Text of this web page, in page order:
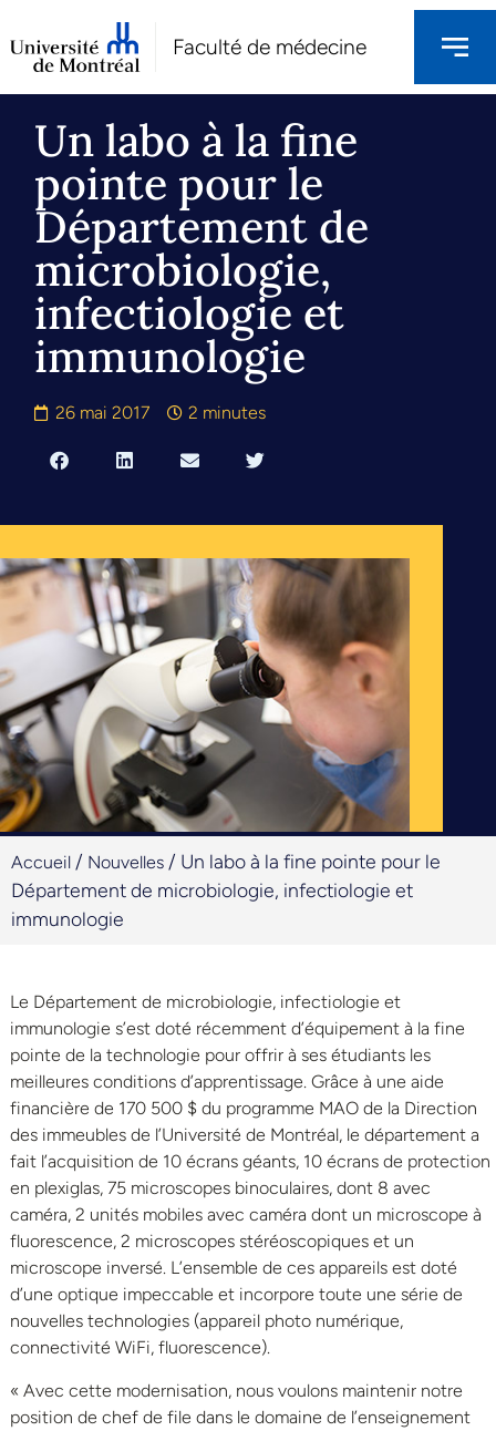
Faculté de médecine
Un labo à la fine
pointe pour le
Département de
microbiologie,
infectiologie et
immunologie
26 mai 2017 2 minutes
Accueil / Nouvelles / Un labo à la fine pointe pour le
Département de microbiologie, infectiologie et
immunologie
Le Département de microbiologie, infectiologie et
immunologie s’est doté récemment d’équipement à la fine
pointe de la technologie pour offrir à ses étudiants les
meilleures conditions d’apprentissage. Grâce à une aide
financière de 170 500 $ du programme MAO de la Direction
des immeubles de l’Université de Montréal, le département a
fait l’acquisition de 10 écrans géants, 10 écrans de protection
en plexiglas, 75 microscopes binoculaires, dont 8 avec
caméra, 2 unités mobiles avec caméra dont un microscope à
fluorescence, 2 microscopes stéréoscopiques et un
microscope inversé. L’ensemble de ces appareils est doté
d’une optique impeccable et incorpore toute une série de
nouvelles technologies (appareil photo numérique,
connectivité WiFi, fluorescence).
« Avec cette modernisation, nous voulons maintenir notre
position de chef de file dans le domaine de l’enseignement